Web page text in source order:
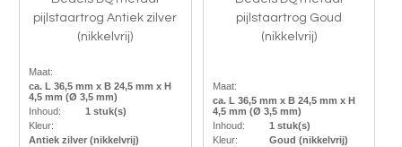
pijlstaartrog Antiek zilver
(nikkelvrij)
Maat:
ca. L 36,5 mm x B 24,5 mm x H
4,5 mm (Ø 3,5 mm)
Inhoud:
1 stuk(s)
Kleur:
Antiek zilver (nikkelvrij)
pijlstaartrog Goud
(nikkelvrij)
Maat:
ca. L 36,5 mm x B 24,5 mm x H
4,5 mm (Ø 3,5 mm)
Inhoud:
1 stuk(s)
Kleur:
Goud (nikkelvrij)